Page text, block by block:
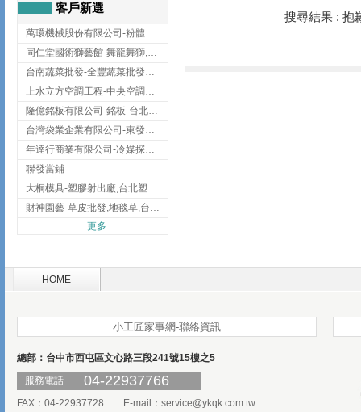
客戶新選
萬環機械股份有限公司-粉體塗裝設備,輸送機,輸送機設備,台南輸送機
同仁堂國術獅藝館-舞龍舞獅,台中舞龍舞獅
台南蔬菜批發-全豐蔬菜批發專送/台南蔬菜箱宅配到府
上水立方空調工程-中央空調規劃,台北中央空調規劃
隆億銘板有限公司-銘板-台北銘板-板橋銘板
台灣袋業企業有限公司-東發企業社/台中太空袋/太空包
年達行商業有限公司-冷媒探漏儀,壓力錶組,真空泵浦,台北冷凍空調材料
聯發當鋪
大桐模具-塑膠射出廠,台北塑膠射出廠
財神園藝-草皮批發,地毯草,台北草,彰化地毯草,彰化台北草
更多
搜尋結果 : 抱
HOME
小工匠家事網-聯絡資訊
總部：台中市西屯區文心路三段241號15樓之5
服務電話
04-22937766
FAX：04-22937728 E-mail： service@ykqk.com.tw